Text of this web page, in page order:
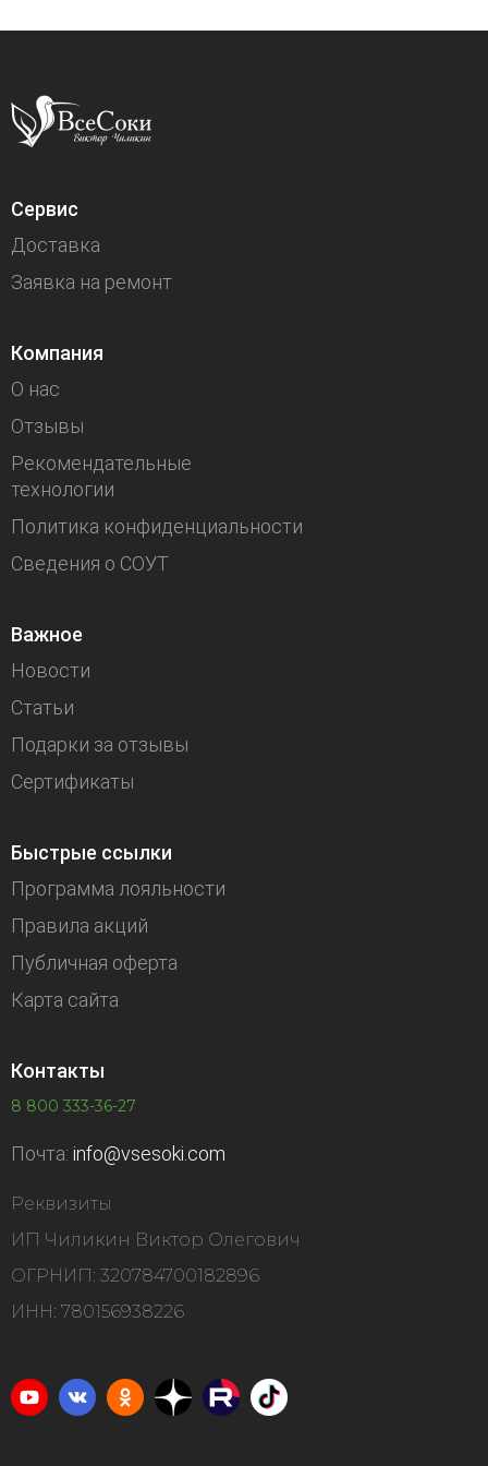
Сервис
Доставка
Заявка на ремонт
Компания
О нас
Отзывы
Рекомендательные
технологии
Политика конфиденциальности
Сведения о СОУТ
Важное
Новости
Статьи
Подарки за отзывы
Сертификаты
Быстрые ссылки
Программа лояльности
Правила акций
Публичная оферта
Карта сайта
Контакты
8 800 333-36-27
Почта: info@vsesoki.com
Реквизиты
ИП Чиликин Виктор Олегович
ОГРНИП: 320784700182896
ИНН: 780156938226